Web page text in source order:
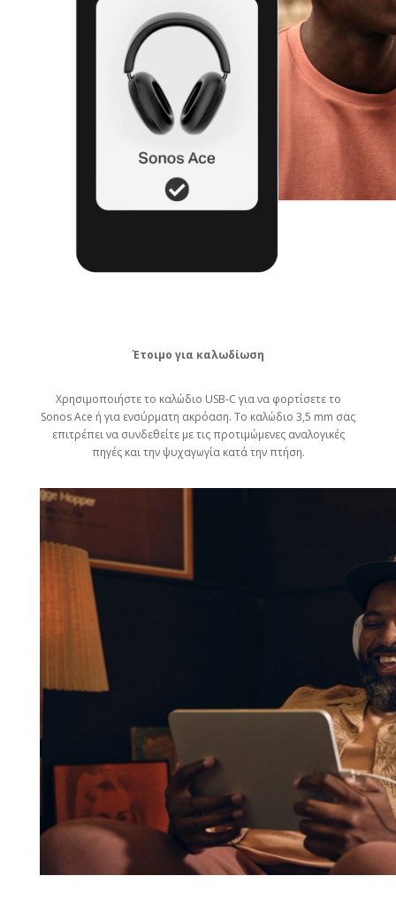
Έτοιμο για καλωδίωση
Χρησιμοποιήστε το καλώδιο USB-C για να φορτίσετε το
Sonos Ace ή για ενσύρματη ακρόαση. Το καλώδιο 3,5 mm σας
επιτρέπει να συνδεθείτε με τις προτιμώμενες αναλογικές
πηγές και την ψυχαγωγία κατά την πτήση.